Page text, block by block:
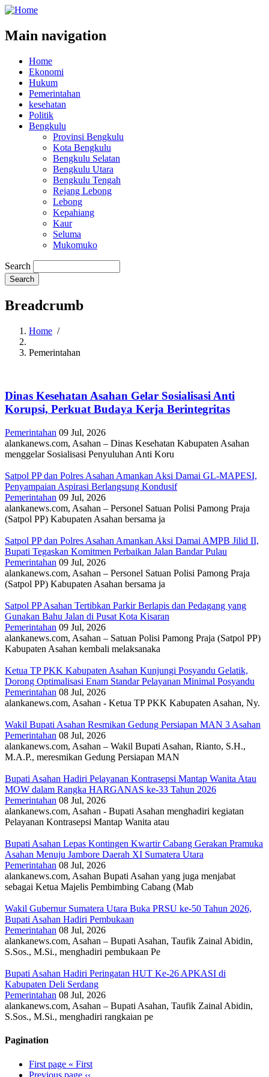
Main navigation
Home
Ekonomi
Hukum
Pemerintahan
kesehatan
Politik
Bengkulu
Provinsi Bengkulu
Kota Bengkulu
Bengkulu Selatan
Bengkulu Utara
Bengkulu Tengah
Rejang Lebong
Lebong
Kepahiang
Kaur
Seluma
Mukomuko
Search
Breadcrumb
Home /
Pemerintahan
Dinas Kesehatan Asahan Gelar Sosialisasi Anti
Korupsi, Perkuat Budaya Kerja Berintegritas
Pemerintahan 09 Jul, 2026
alankanews.com, Asahan – Dinas Kesehatan Kabupaten Asahan
menggelar Sosialisasi Penyuluhan Anti Koru
Satpol PP dan Polres Asahan Amankan Aksi Damai GL-MAPESI,
Penyampaian Aspirasi Berlangsung Kondusif
Pemerintahan 09 Jul, 2026
alankanews.com, Asahan – Personel Satuan Polisi Pamong Praja
(Satpol PP) Kabupaten Asahan bersama ja
Satpol PP dan Polres Asahan Amankan Aksi Damai AMPB Jilid II,
Bupati Tegaskan Komitmen Perbaikan Jalan Bandar Pulau
Pemerintahan 09 Jul, 2026
alankanews.com, Asahan – Personel Satuan Polisi Pamong Praja
(Satpol PP) Kabupaten Asahan bersama ja
Satpol PP Asahan Tertibkan Parkir Berlapis dan Pedagang yang
Gunakan Bahu Jalan di Pusat Kota Kisaran
Pemerintahan 09 Jul, 2026
alankanews.com, Asahan – Satuan Polisi Pamong Praja (Satpol PP)
Kabupaten Asahan kembali melaksanaka
Ketua TP PKK Kabupaten Asahan Kunjungi Posyandu Gelatik,
Dorong Optimalisasi Enam Standar Pelayanan Minimal Posyandu
Pemerintahan 08 Jul, 2026
alankanews.com, Asahan - Ketua TP PKK Kabupaten Asahan, Ny.
Wakil Bupati Asahan Resmikan Gedung Persiapan MAN 3 Asahan
Pemerintahan 08 Jul, 2026
alankanews.com, Asahan – Wakil Bupati Asahan, Rianto, S.H.,
M.A.P., meresmikan Gedung Persiapan MAN
Bupati Asahan Hadiri Pelayanan Kontrasepsi Mantap Wanita Atau
MOW dalam Rangka HARGANAS ke-33 Tahun 2026
Pemerintahan 08 Jul, 2026
alankanews.com, Asahan - Bupati Asahan menghadiri kegiatan
Pelayanan Kontrasepsi Mantap Wanita atau
Bupati Asahan Lepas Kontingen Kwartir Cabang Gerakan Pramuka
Asahan Menuju Jambore Daerah XI Sumatera Utara
Pemerintahan 08 Jul, 2026
alankanews.com, Asahan Bupati Asahan yang juga menjabat
sebagai Ketua Majelis Pembimbing Cabang (Mab
Wakil Gubernur Sumatera Utara Buka PRSU ke-50 Tahun 2026,
Bupati Asahan Hadiri Pembukaan
Pemerintahan 08 Jul, 2026
alankanews.com, Asahan – Bupati Asahan, Taufik Zainal Abidin,
S.Sos., M.Si., menghadiri pembukaan Pe
Bupati Asahan Hadiri Peringatan HUT Ke-26 APKASI di
Kabupaten Deli Serdang
Pemerintahan 08 Jul, 2026
alankanews.com, Asahan – Bupati Asahan, Taufik Zainal Abidin,
S.Sos., M.Si., menghadiri rangkaian pe
Pagination
First page « First
Previous page ‹‹